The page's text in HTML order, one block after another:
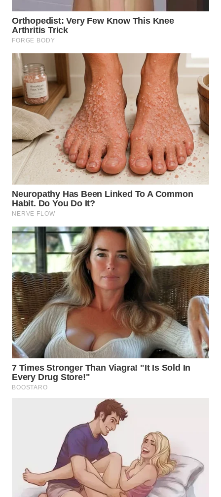
WN
LABUHANBATU
WN
TAPANULI
TENGAH
WN DELI
SERDANG
WN
TEBING
TINGGI
WN
PAKPAK
KARAWANG
WN
BEKASI
WN
BOGOR
WN
DEPOK
WN
TAPANULI
UTARA
LAWAS